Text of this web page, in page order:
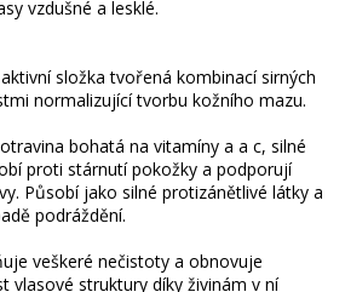
vzdušné a lesklé.
složka tvořená kombinací sirných
normalizující tvorbu kožního mazu.
bohatá na vitamíny a a c, silné
proti stárnutí pokožky a podporují
Působí jako silné protizánětlivé látky a
podráždění.
veškeré nečistoty a obnovuje
vlasové struktury díky živinám v ní